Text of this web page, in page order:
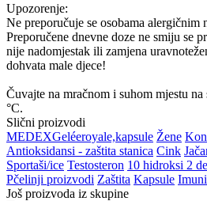
Upozorenje:
Ne preporučuje se osobama alergičnim
Preporučene dnevne doze ne smiju se
nije nadomjestak ili zamjena
dohvata male djece!
Čuvajte na mračnom i suhom mjestu
°C.
Slični proizvodi
MEDEXGeléeroyale,kapsule Žene
Antioksidansi - zaštita stanica Cink
Sportaši/ice Testosteron 10 hidroksi 2
Pčelinji proizvodi Zaštita Kapsule
Još proizvoda iz skupine